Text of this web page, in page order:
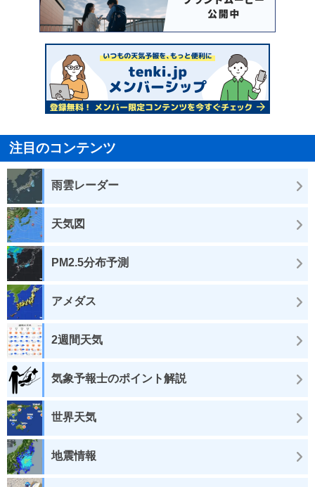
注目のコンテンツ
雨雲レーダー
天気図
PM2.5分布予測
アメダス
2週間天気
気象予報士のポイント解説
世界天気
地震情報